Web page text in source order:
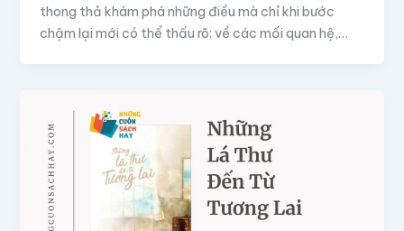
thong thả khám phá những điều mà chỉ khi bước
chậm lại mới có thể thấu rõ: về các mối quan hệ,…